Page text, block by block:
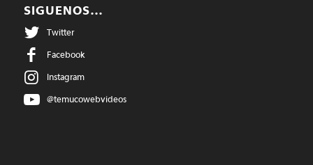
SIGUENOS…
Twitter
Facebook
Instagram
@temucowebvideos